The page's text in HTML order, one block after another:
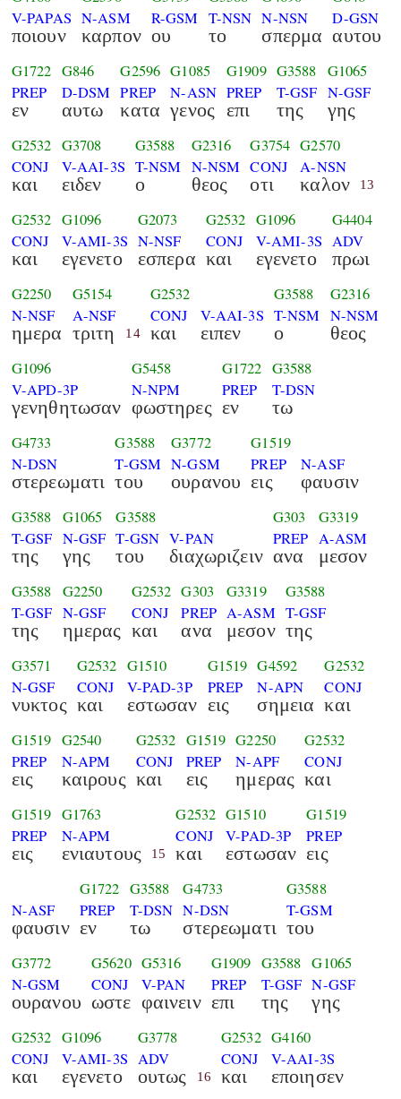
V-PAPAS
ποιουν
N-ASM
καρπον
R-GSM
ου
T-NSN
το
N-NSN
σπερμα
D-GSN
αυτου
G1722
PREP
εν
G846
D-DSM
αυτω
G2596
PREP
κατα
G1085
N-ASN
γενος
G1909
PREP
επι
G3588
T-GSF
της
G1065
N-GSF
γης
G2532
CONJ
και
G3708
V-AAI-3S
ειδεν
G3588
T-NSM
ο
G2316
N-NSM
θεος
G3754
CONJ
οτι
G2570
A-NSN
καλον 13
G2532
CONJ
και
G1096
V-AMI-3S
εγενετο
G2073
N-NSF
εσπερα
G2532
CONJ
και
G1096
V-AMI-3S
εγενετο
G4404
ADV
πρωι
G2250
N-NSF
ημερα
G5154
A-NSF
τριτη 14
G2532
CONJ
και
V-AAI-3S
ειπεν
G3588
T-NSM
ο
G2316
N-NSM
θεος
G1096
V-APD-3P
γενηθητωσαν
G5458
N-NPM
φωστηρες
G1722
PREP
εν
G3588
T-DSN
τω
G4733
N-DSN
στερεωματι
G3588
T-GSM
του
G3772
N-GSM
ουρανου
G1519
PREP
εις
N-ASF
φαυσιν
G3588
T-GSF
της
G1065
N-GSF
γης
G3588
T-GSN
του
V-PAN
διαχωριζειν
G303
PREP
ανα
G3319
A-ASM
μεσον
G3588
T-GSF
της
G2250
N-GSF
ημερας
G2532
CONJ
και
G303
PREP
ανα
G3319
A-ASM
μεσον
G3588
T-GSF
της
G3571
N-GSF
νυκτος
G2532
CONJ
και
G1510
V-PAD-3P
εστωσαν
G1519
PREP
εις
G4592
N-APN
σημεια
G2532
CONJ
και
G1519
PREP
εις
G2540
N-APM
καιρους
G2532
CONJ
και
G1519
PREP
εις
G2250
N-APF
ημερας
G2532
CONJ
και
G1519
PREP
εις
G1763
N-APM
ενιαυτους 15
G2532
CONJ
και
G1510
V-PAD-3P
εστωσαν
G1519
PREP
εις
N-ASF
φαυσιν
G1722
PREP
εν
G3588
T-DSN
τω
G4733
N-DSN
στερεωματι
G3588
T-GSM
του
G3772
N-GSM
ουρανου
G5620
CONJ
ωστε
G5316
V-PAN
φαινειν
G1909
PREP
επι
G3588
T-GSF
της
G1065
N-GSF
γης
G2532
CONJ
και
G1096
V-AMI-3S
εγενετο
G3778
ADV
ουτως 16
G2532
CONJ
και
G4160
V-AAI-3S
εποιησεν